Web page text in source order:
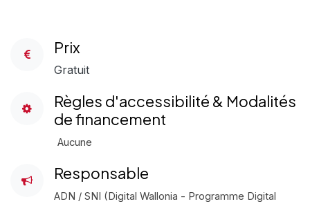
Prix
Gratuit
Règles d'accessibilité & Modalités
de financement
Aucune
Responsable
ADN / SNI (Digital Wallonia - Programme Digital